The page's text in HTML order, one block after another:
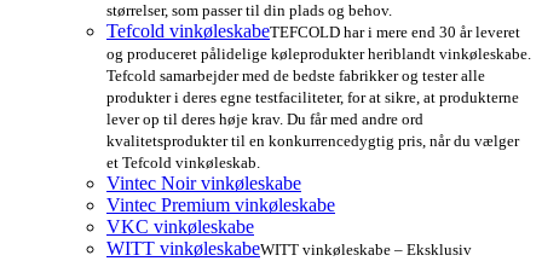
størrelser, som passer til din plads og behov.
Tefcold vinkøleskabeTEFCOLD har i mere end 30 år leveret
og produceret pålidelige køleprodukter heriblandt vinkøleskabe.
Tefcold samarbejder med de bedste fabrikker og tester alle
produkter i deres egne testfaciliteter, for at sikre, at produkterne
lever op til deres høje krav. Du får med andre ord
kvalitetsprodukter til en konkurrencedygtig pris, når du vælger
et Tefcold vinkøleskab.
Vintec Noir vinkøleskabe
Vintec Premium vinkøleskabe
VKC vinkøleskabe
WITT vinkøleskabeWITT vinkøleskabe – Eksklusiv